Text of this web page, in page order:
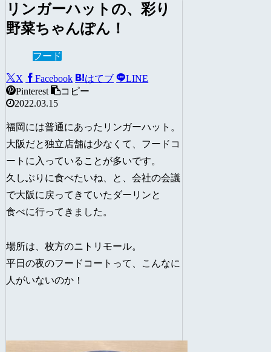
リンガーハットの、彩り
野菜ちゃんぽん！
フード
X Facebook はてブ
LINE
Pinterest
コピー
2022.03.15
福岡には普通にあったリンガーハット。
大阪だと独立店舗は少なくて、フードコ
ートに入っていることが多いです。
久しぶりに食べたいね、と、会社の会議
で大阪に戻ってきていたダーリンと
食べに行ってきました。
場所は、枚方のニトリモール。
平日の夜のフードコートって、こんなに
人がいないのか！